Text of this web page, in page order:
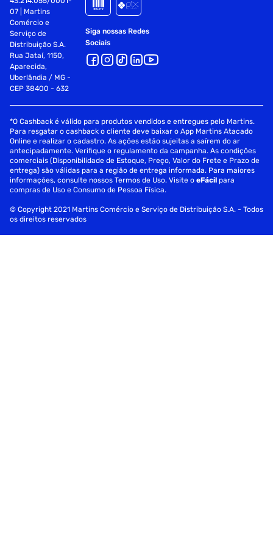
07 | Martins
Comércio e
Serviço de
Distribuição S.A.
Rua Jataí, 1150,
Aparecida,
Uberlândia / MG -
CEP 38400 - 632
Siga nossas Redes
Sociais
*O Cashback é válido para produtos vendidos e entregues pelo Martins.
Para resgatar o cashback o cliente deve baixar o App Martins Atacado
Online e realizar o cadastro. As ações estão sujeitas a saírem do ar
antecipadamente. Verifique o regulamento da campanha. As condições
comerciais (Disponibilidade de Estoque, Preço, Valor do Frete e Prazo de
entrega) são válidas para a região de entrega informada. Para maiores
informações, consulte nossos Termos de Uso. Visite oeFácil para
compras de Uso e Consumo de Pessoa Física.
© Copyright 2021 Martins Comércio e Serviço de Distribuição S.A. - Todos
os direitos reservados